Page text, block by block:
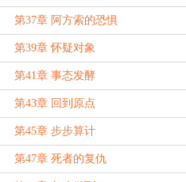
第37章 阿方索的恐惧
第39章 怀疑对象
第41章 事态发酵
第43章 回到原点
第45章 步步算计
第47章 死者的复仇